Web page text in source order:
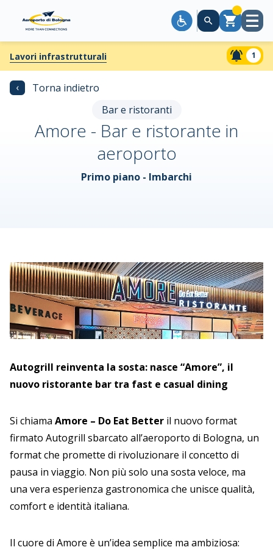
CarrelloApri
Lavori infrastrutturali 1
‹
Torna indietro
Bar e ristoranti
Amore - Bar e ristorante in
aeroporto
Primo piano - Imbarchi
Autogrill reinventa la sosta: nasce “Amore”, il
nuovo ristorante bar tra fast e casual dining
Si chiama Amore – Do Eat Better il nuovo format
firmato Autogrill sbarcato all’aeroporto di Bologna, un
format che promette di rivoluzionare il concetto di
pausa in viaggio. Non più solo una sosta veloce, ma
una vera esperienza gastronomica che unisce qualità,
comfort e identità italiana.
Il cuore di Amore è un’idea semplice ma ambiziosa: